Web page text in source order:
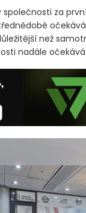
CSG, které na
závěrečnou cenu
za
než
nadále